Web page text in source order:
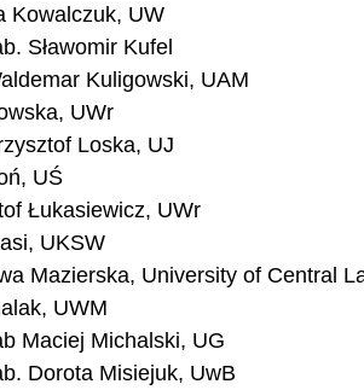
Kowalczuk, UW
Sławomir Kufel
Kuligowski, UAM
UWr
Loska, UJ
UŚ
Łukasiewicz, UWr
UKSW
Mazierska, University of Central
UWM
Maciej Michalski, UG
Dorota Misiejuk, UwB